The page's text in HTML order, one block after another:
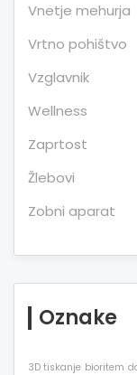
Vnetje mehurja
Vrtno pohištvo
Vzglavnik
Wellness
Zaprtost
Žlebovi
Zobni aparat
Oznake
3D tiskanje bioritem